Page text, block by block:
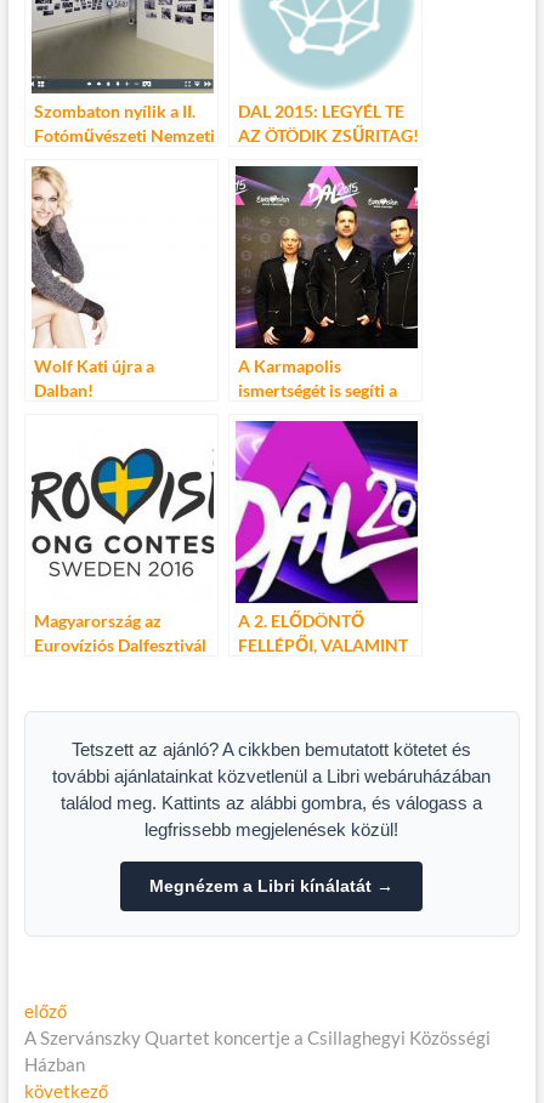
Szombaton nyílik a II.
Fotóművészeti Nemzeti
DAL 2015: LEGYÉL TE
AZ ÖTÖDIK ZSŰRITAG!
Wolf Kati újra a
Dalban!
A Karmapolis
ismertségét is segíti a
Magyarország az
Eurovíziós Dalfesztivál
Stockholmban
A 2. ELŐDÖNTŐ
FELLÉPŐI, VALAMINT
Tetszett az ajánló? A cikkben bemutatott kötetet és
további ajánlatainkat közvetlenül a Libri webáruházában
találod meg. Kattints az alábbi gombra, és válogass a
legfrissebb megjelenések közül!
Megnézem a Libri kínálatát →
Bejegyzés
navigáció
előzőElőző
cikk:
A Szervánszky Quartet koncertje a Csillaghegyi Közösségi
Házban
következőKövetkező